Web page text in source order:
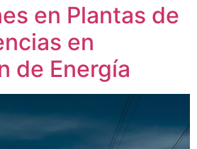
en Plantas de
en
de Energía